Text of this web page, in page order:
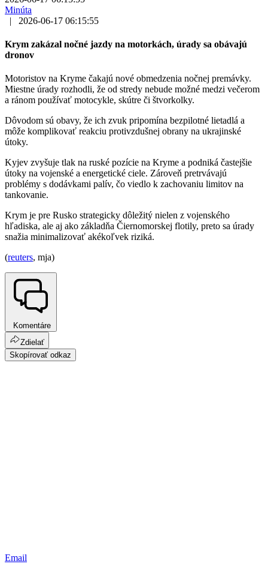
Minúta
|
2026-06-17 06:15:55
Krym zakázal nočné jazdy na motorkách, úrady sa obávajú
dronov
Motoristov na Kryme čakajú nové obmedzenia nočnej premávky.
Miestne úrady rozhodli, že od stredy nebude možné medzi večerom
a ránom používať motocykle, skútre či štvorkolky.
Dôvodom sú obavy, že ich zvuk pripomína bezpilotné lietadlá a
môže komplikovať reakciu protivzdušnej obrany na ukrajinské
útoky.
Kyjev zvyšuje tlak na ruské pozície na Kryme a podniká častejšie
útoky na vojenské a energetické ciele. Zároveň pretrvávajú
problémy s dodávkami palív, čo viedlo k zachovaniu limitov na
tankovanie.
Krym je pre Rusko strategicky dôležitý nielen z vojenského
hľadiska, ale aj ako základňa Čiernomorskej flotily, preto sa úrady
snažia minimalizovať akékoľvek riziká.
(reuters, mja)
Komentáre
Zdielať
Skopírovať odkaz
Email